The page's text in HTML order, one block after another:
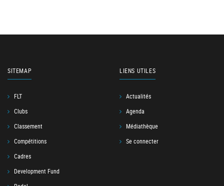
SITEMAP
FLT
Clubs
Classement
Compétitions
Cadres
Development Fund
LIENS UTILES
Actualités
Agenda
Médiathèque
Se connecter